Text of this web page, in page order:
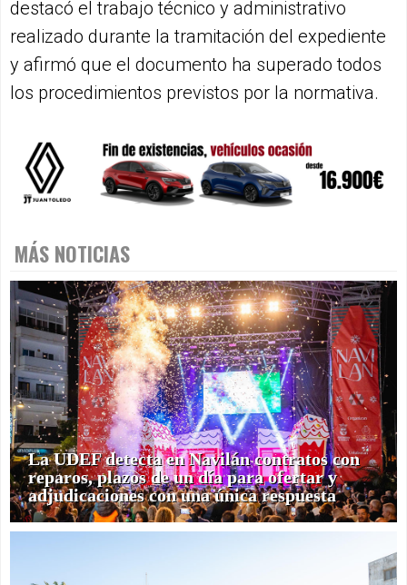
destacó el trabajo técnico y administrativo
realizado durante la tramitación del expediente
y afirmó que el documento ha superado todos
los procedimientos previstos por la normativa.
MÁS NOTICIAS
La UDEF detecta en Navilán contratos con
reparos, plazos de un día para ofertar y
adjudicaciones con una única respuesta